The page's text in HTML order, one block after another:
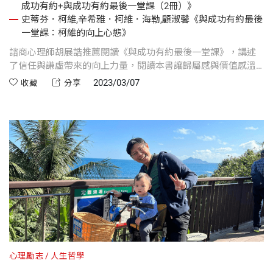
成功有約+與成功有約最後一堂課（2冊）》
史蒂芬．柯維,辛希雅．柯維．海勒,顧淑馨《與成功有約最後
一堂課：柯維的向上心態》
諮商心理師胡展誥推薦閱讀《與成功有約最後一堂課》，講述
了信任與謙虛帶來的向上力量，閱讀本書讓歸屬感與價值感溫
暖你的生命旅程。
收藏 分享 2023/03/07
心理勵志 人生哲學